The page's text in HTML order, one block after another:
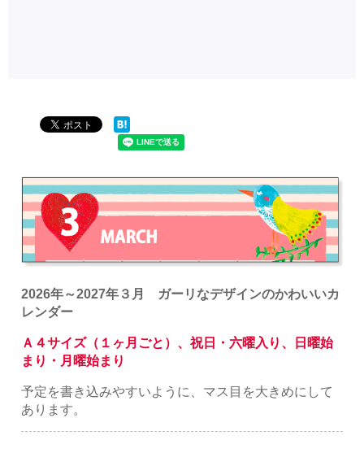
2026年～2027年３月 ガーリなデザインのかわいいカ
レンダー
Ａ４サイズ（１ヶ月ごと）、祝日・六曜入り、日曜始
まり・月曜始まり
予定を書き込みやすいように、マス目を大きめにして
あります。